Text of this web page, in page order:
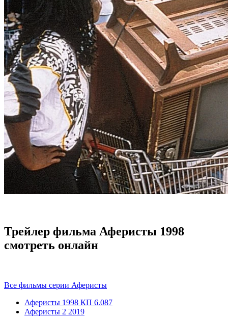
Трейлер фильма Аферисты 1998
смотреть онлайн
Все фильмы серии Аферисты
Аферисты 1998 КП 6.087
Аферисты 2 2019